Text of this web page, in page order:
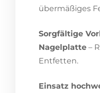
übermäßiges
Sorgfältige
Nagelplatte –
Entfetten.
Einsatz